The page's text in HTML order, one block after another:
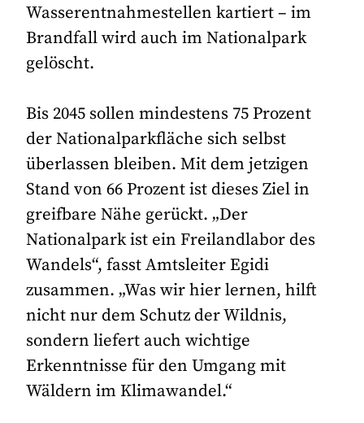
Wasserentnahmestellen kartiert – im
Brandfall wird auch im Nationalpark
gelöscht.
Bis 2045 sollen mindestens 75 Prozent
der Nationalparkfläche sich selbst
überlassen bleiben. Mit dem jetzigen
Stand von 66 Prozent ist dieses Ziel in
greifbare Nähe gerückt. „Der
Nationalpark ist ein Freilandlabor des
Wandels“, fasst Amtsleiter Egidi
zusammen. „Was wir hier lernen, hilft
nicht nur dem Schutz der Wildnis,
sondern liefert auch wichtige
Erkenntnisse für den Umgang mit
Wäldern im Klimawandel.“